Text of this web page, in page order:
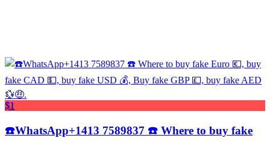
$1
☎️WhatsApp+1413 7589837 ☎️ Where to buy fake